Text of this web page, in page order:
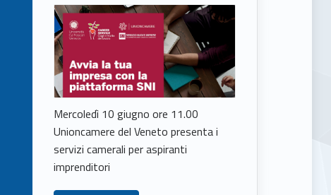
Mercoledì 10 giugno ore 11.00
Unioncamere del Veneto presenta i
servizi camerali per aspiranti
imprenditori